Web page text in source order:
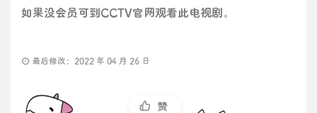
如果没会员可到CCTV官网观看此电视剧。
最后修改：2022 年 04 月 26 日
赞